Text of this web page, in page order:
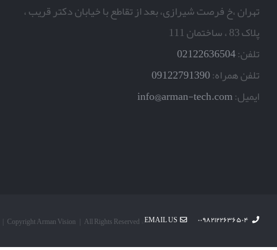
تهران ،خ فرصت شیرازی، بعد از تقاطع با خیابان دکتر قریب ،
پلاک 83 ، ساختمان 111
تلفن:02122636504
تلفن همراه:09122791390
ایمیل:info@arman-tech.com